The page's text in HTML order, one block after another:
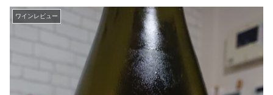
ワインレビュー